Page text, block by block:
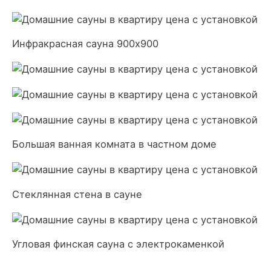
Инфракрасная сауна 900х900
Большая ванная комната в частном доме
Стеклянная стена в сауне
Угловая финская сауна с электрокаменкой